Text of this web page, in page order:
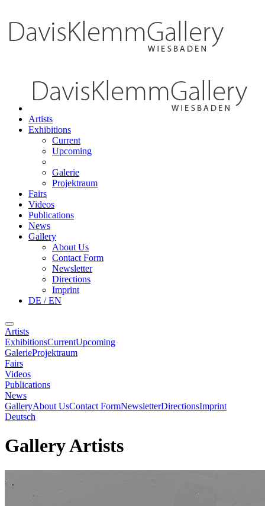
Artists
Exhibitions
Current
Upcoming
Galerie
Projektraum
Fairs
Videos
Publications
News
Gallery
About Us
Contact Form
Newsletter
Directions
Imprint
DE / EN
Artists
ExhibitionsCurrentUpcoming
GalerieProjektraum
Fairs
Videos
Publications
News
GalleryAbout UsContact FormNewsletterDirectionsImprint
Deutsch
Gallery Artists